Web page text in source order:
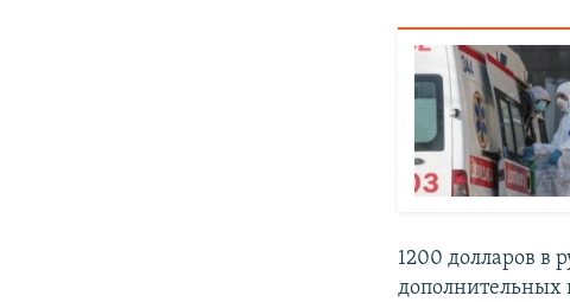
1200 долларов в
дополнительных